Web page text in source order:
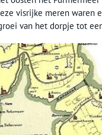
visrijke meren waren
van het dorpje tot